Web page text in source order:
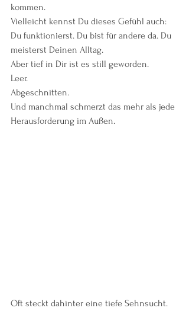
kommen.
Vielleicht kennst Du dieses Gefühl auch:
Du funktionierst. Du bist für andere da. Du
meisterst Deinen Alltag.
Aber tief in Dir ist es still geworden.
Leer.
Abgeschnitten.
Und manchmal schmerzt das mehr als jede
Herausforderung im Außen.
Oft steckt dahinter eine tiefe Sehnsucht.